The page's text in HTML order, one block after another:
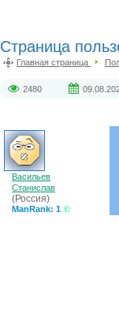
Страница
Главная страница
2480
Васильев
Станислав
(Россия)
ManRank: 1